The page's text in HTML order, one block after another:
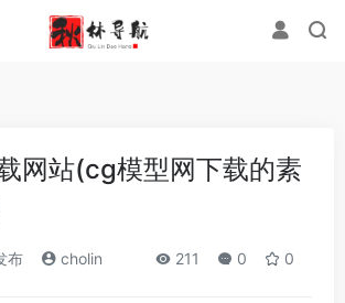
网站(cg模型网下载的素
布 cholin 211 0 0